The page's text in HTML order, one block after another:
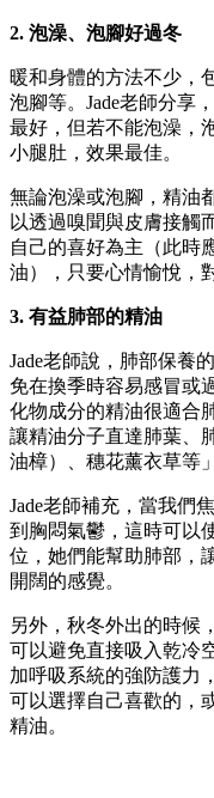
2. 泡澡、泡腳好過冬
暖和身體的方法不少，
泡腳等。Jade老師分享
最好，但若不能泡澡，
小腿肚，效果最佳。
無論泡澡或泡腳，精油
以透過嗅聞與皮膚接觸
自己的喜好為主（此時
油），只要心情愉悅，
3. 有益肺部的精油
Jade老師說，肺部保養
免在換季時容易感冒或
化物成分的精油很適合
讓精油分子直達肺葉、
油樟）、穗花薰衣草等
Jade老師補充，當我們
到胸悶氣鬱，這時可以
位，她們能幫助肺部，
開闊的感覺。
另外，秋冬外出的時候
可以避免直接吸入乾冷
加呼吸系統的強防護力
可以選擇自己喜歡的，
精油。